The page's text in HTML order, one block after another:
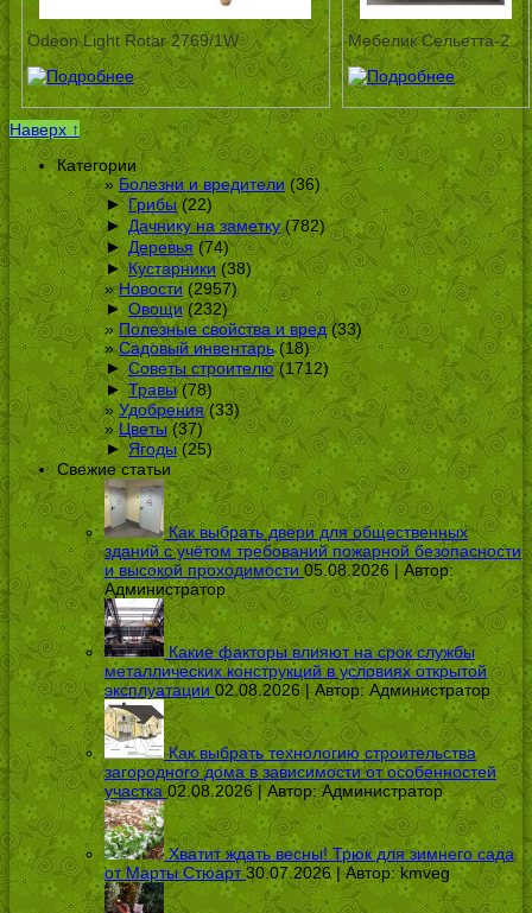
Odeon Light Rotar 2769/1W Мебелик Сельетта-2
Наверх ↑
Категории
Болезни и вредители (36)
► Грибы(22)
► Дачнику на заметку(782)
► Деревья (74)
► Кустарники (38)
Новости(2957)
► Овощи(232)
Полезные свойства и вред(33)
Садовый инвентарь(18)
► Советы строителю(1712)
► Травы(78)
Удобрения(33)
Цветы(37)
► Ягоды(25)
Свежие статьи
Как выбрать двери для общественных
зданий с учётом требований пожарной безопасности
и высокой проходимости 05.08.2026 | Автор:
Администратор
Какие факторы влияют на срок службы
металлических конструкций в условиях открытой
эксплуатации 02.08.2026 | Автор: Администратор
Как выбрать технологию строительства
загородного дома в зависимости от особенностей
участка 02.08.2026 | Автор:Администратор
Хватит ждать весны! Трюк для зимнего сада
от Марты Стюарт 30.07.2026 | Автор:kmveg